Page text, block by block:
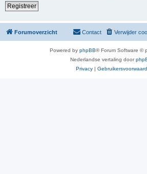
Registreer
Forumoverzicht Verwijder
Contact
Powered by phpBB® Forum Software ©
Nederlandse vertaling door
Privacy |